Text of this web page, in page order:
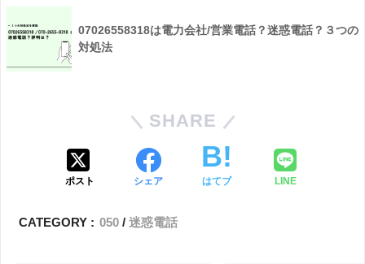
07026558318は電力会社/営業電話？迷惑電話？３つの
対処法
SHARE
ポスト シェア はてブ LINE
CATEGORY : 050 迷惑電話